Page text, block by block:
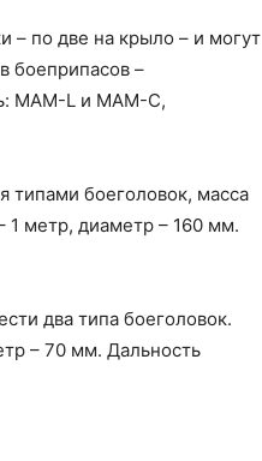
– по две на крыло – и могут
боеприпасов –
MAM-L и MAM-С,
типами боеголовок, масса
1 метр, диаметр – 160 мм.
два типа боеголовок.
– 70 мм. Дальность